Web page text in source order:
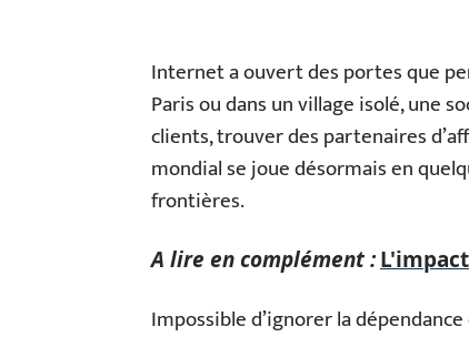
Internet a ouvert des portes que
Paris ou dans un village isolé, une
clients, trouver des partenaires
mondial se joue désormais en
frontières.
A lire en complément :
Impossible d’ignorer la